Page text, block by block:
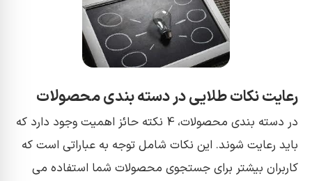
رعایت نکات طلایی در دسته بندی محصولات
در دسته بندی محصولات، 4 نکته حائز اهمیت وجود دارد که
باید رعایت شوند. این نکات شامل توجه به عباراتی است که
کاربران بیشتر برای جستجوی محصولات شما استفاده می